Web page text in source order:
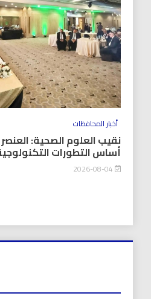
أخبار المحافظات
نقيب العلوم الصحية:
أساس التطورات